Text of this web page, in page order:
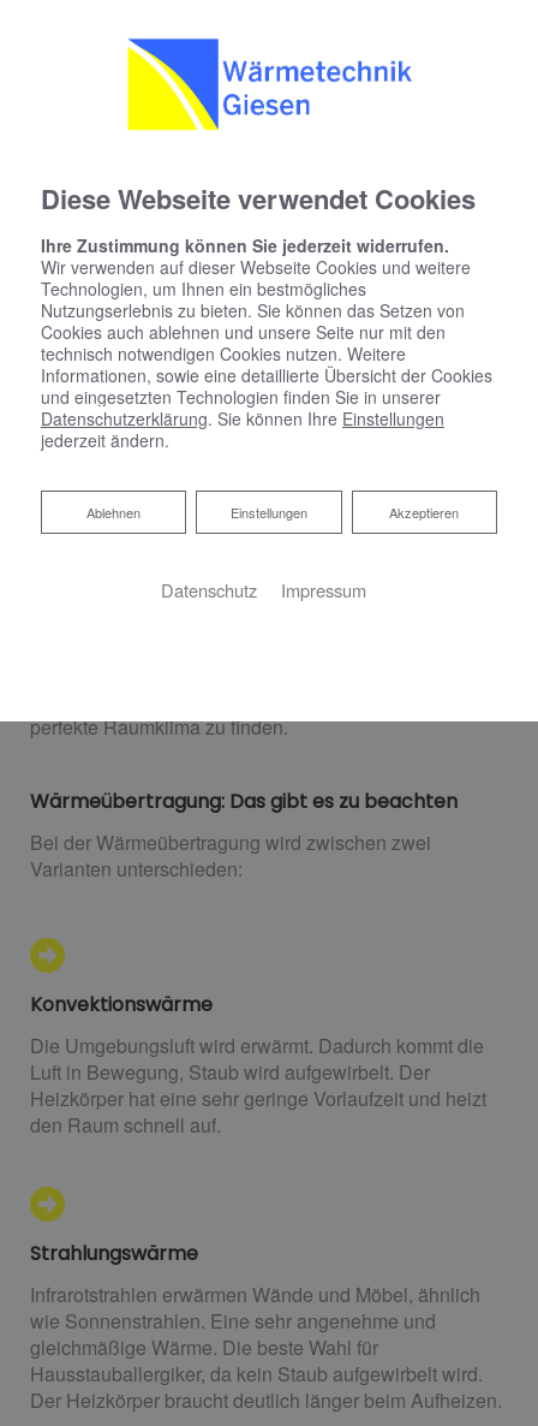
Ihr Experte für Heizkörper
perfekte Raumklima zu finden.
Wärmeübertragung: Das gibt es zu beachten
Bei der Wärmeübertragung wird zwischen zwei
Varianten unterschieden:
Konvektionswärme
Die Umgebungsluft wird erwärmt. Dadurch kommt die
Luft in Bewegung, Staub wird aufgewirbelt. Der
Heizkörper hat eine sehr geringe Vorlaufzeit und heizt
den Raum schnell auf.
Strahlungswärme
Infrarotstrahlen erwärmen Wände und Möbel, ähnlich
wie Sonnenstrahlen. Eine sehr angenehme und
gleichmäßige Wärme. Die beste Wahl für
Hausstauballergiker, da kein Staub aufgewirbelt wird.
Der Heizkörper braucht deutlich länger beim Aufheizen.
Diese Webseite verwendet Cookies
Ihre Zustimmung können Sie jederzeit widerrufen.
Wir verwenden auf dieser Webseite Cookies und weitere
Technologien, um Ihnen ein bestmögliches
Nutzungserlebnis zu bieten. Sie können das Setzen von
Cookies auch ablehnen und unsere Seite nur mit den
technisch notwendigen Cookies nutzen. Weitere
Informationen, sowie eine detaillierte Übersicht der Cookies
und eingesetzten Technologien finden Sie in unserer
Datenschutzerklärung. Sie können Ihre Einstellungen
jederzeit ändern.
Akzeptieren
Einstellungen
Ablehnen
Ablehnen
Datenschutz Impressum